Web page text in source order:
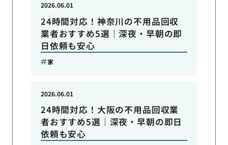
24時間対応！神奈川の不用品回収
業者おすすめ5選｜深夜・早朝の即
日依頼も安心
2026.06.01
家
24時間対応！大阪の不用品回収業
者おすすめ5選｜深夜・早朝の即日
依頼も安心
2026.06.01